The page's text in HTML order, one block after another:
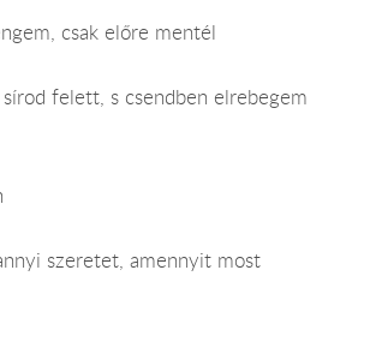
csak előre mentél
felett, s csendben elrebegem
szeretet, amennyit most